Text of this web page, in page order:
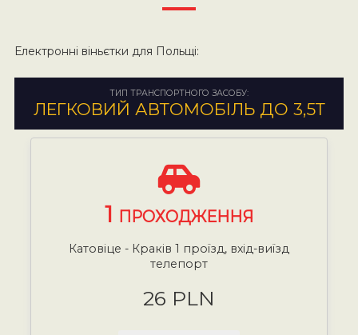
Електронні віньєтки для Польщі:
ТИП ТРАНСПОРТНОГО ЗАСОБУ:
ЛЕГКОВИЙ АВТОМОБІЛЬ ДО 3,5Т
1 ПРОХОДЖЕННЯ
Катовіце - Краків 1 проїзд, вхід-виїзд
телепорт
26 PLN